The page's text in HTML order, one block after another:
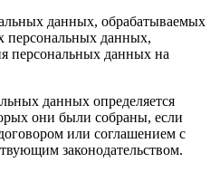
данных, обрабатываемых
персональных данных,
персональных данных на
данных определяется
они были собраны, если
или соглашением с
законодательством.